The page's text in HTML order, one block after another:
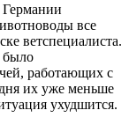
Германии
все
ветспециалиста.
было
работающих с
их уже меньше
ухудшится.